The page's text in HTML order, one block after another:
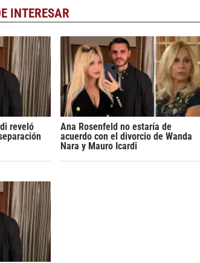
INTERESAR
reveló
Ana Rosenfeld no estaría de
acuerdo con el divorcio de Wanda
Nara y Mauro Icardi